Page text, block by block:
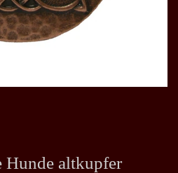
Hunde altkupfer